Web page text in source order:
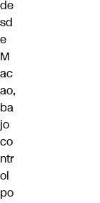
de
sd
e
M
ac
ao,
ba
jo
co
ntr
ol
po